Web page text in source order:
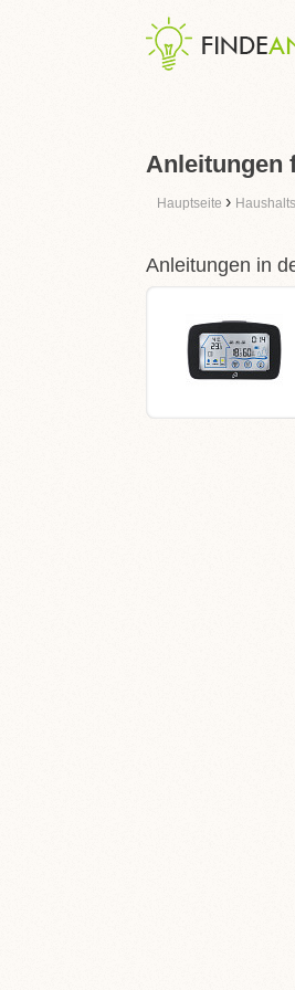
Anleitungen
Hauptseite ›
Anleitungen in